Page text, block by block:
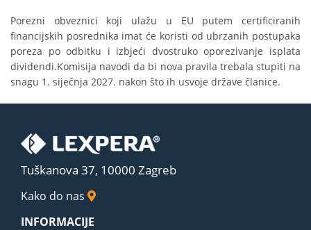
Porezni obveznici koji ulažu u EU putem certificiranih
financijskih posrednika imat će koristi od ubrzanih postupaka
poreza po odbitku i izbjeći dvostruko oporezivanje isplata
dividendi.Komisija navodi da bi nova pravila trebala stupiti na
snagu 1. siječnja 2027. nakon što ih usvoje države članice.
Tuškanova 37, 10000 Zagreb
Kako do nas
INFORMACIJE